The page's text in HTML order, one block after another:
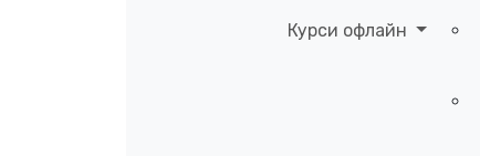
Курси офлайн